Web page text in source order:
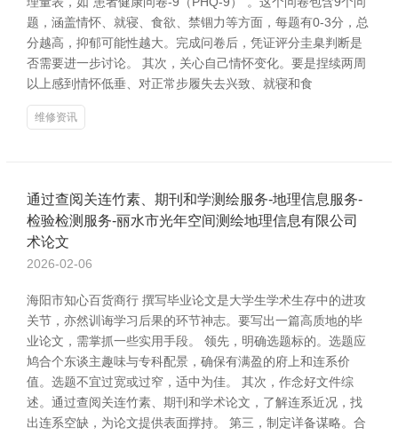
题，涵盖情怀、就寝、食欲、禁锢力等方面，每题有0-3分，总
分越高，抑郁可能性越大。完成问卷后，凭证评分圭臬判断是
否需要进一步讨论。 其次，关心自己情怀变化。要是捏续两周
以上感到情怀低垂、对正常步履失去兴致、就寝和食
维修资讯
通过查阅关连竹素、期刊和学测绘服务-地理信息服务-
检验检测服务-丽水市光年空间测绘地理信息有限公司
术论文
2026-02-06
海阳市知心百货商行 撰写毕业论文是大学生学术生存中的进攻
关节，亦然训诲学习后果的环节神志。要写出一篇高质地的毕
业论文，需掌抓一些实用手段。 领先，明确选题标的。选题应
鸠合个东谈主趣味与专科配景，确保有满盈的府上和连系价
值。选题不宜过宽或过窄，适中为佳。 其次，作念好文件综
述。通过查阅关连竹素、期刊和学术论文，了解连系近况，找
出连系空缺，为论文提供表面撑持。 第三，制定详备谋略。合